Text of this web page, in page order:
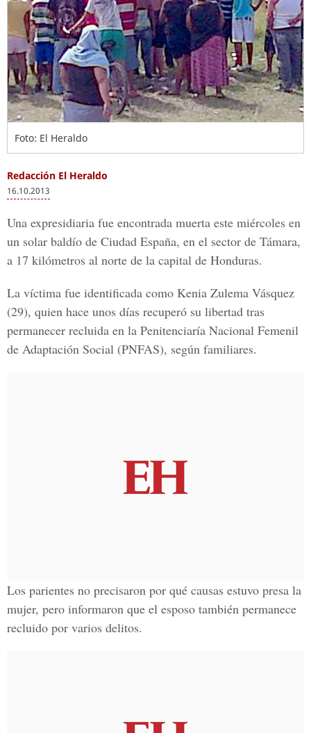
Foto: El Heraldo
Redacción El Heraldo
16.10.2013
Una expresidiaria fue encontrada muerta este miércoles en
un solar baldío de Ciudad España, en el sector de Támara,
a 17 kilómetros al norte de la capital de Honduras.
La víctima fue identificada como Kenia Zulema Vásquez
(29), quien hace unos días recuperó su libertad tras
permanecer recluida en la Penitenciaría Nacional Femenil
de Adaptación Social (PNFAS), según familiares.
Los parientes no precisaron por qué causas estuvo presa la
mujer, pero informaron que el esposo también permanece
recluido por varios delitos.